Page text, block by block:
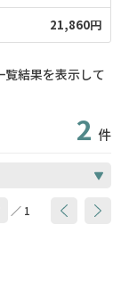
21,860円
覧結果を表示して
2 件
／ 1